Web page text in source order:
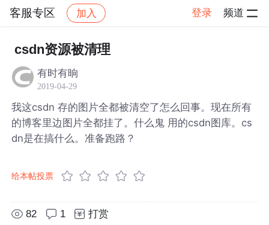
客服专区 加入 登录 频道
客服专区
csdn资源被清理
有时有晌
2019-04-29
我这csdn 存的图片全都被清空了怎么回事。现在所有
的博客里边图片全都挂了。什么鬼 用的csdn图库。cs
dn是在搞什么。准备跑路？
给本帖投票
82 1 打赏